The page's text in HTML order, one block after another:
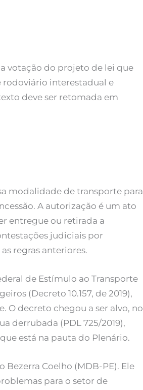
votação do projeto de lei que
interestadual e
deve ser retomada em
modalidade de transporte para
A autorização é um ato
entregue ou retirada a
judiciais por
regras anteriores.
de Estímulo ao Transporte
(Decreto 10.157, de 2019),
O decreto chegou a ser alvo, no
derrubada (PDL 725/2019),
está na pauta do Plenário.
Coelho (MDB-PE). Ele
para o setor de